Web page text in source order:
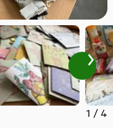
1 / 4